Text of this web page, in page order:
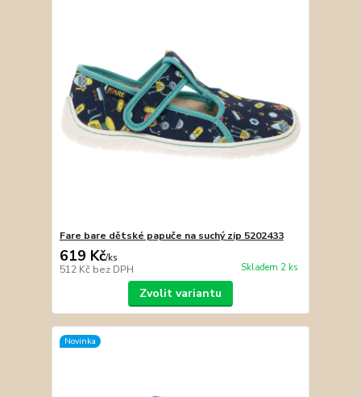
Fare bare dětské papuče na suchý zip 5202433
619 Kč/ks
512 Kč bez DPH Skladem 2 ks
Zvolit variantu
Novinka